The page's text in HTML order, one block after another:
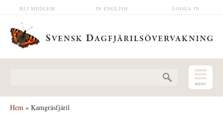
Hoppa till huvudinnehåll LOGGA IN
IN ENGLISH
BLI MEDLEM
Hem » Kamgräsfjäril